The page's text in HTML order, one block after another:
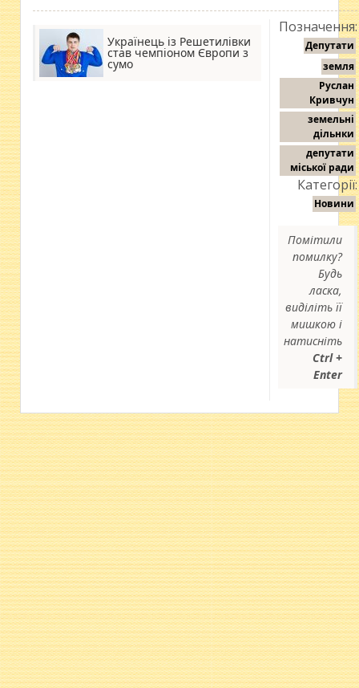
Українець із Решетилівки
став чемпіоном Європи з
сумо
Позначення:
Депутати
земля
Руслан
Кривчун
земельні
дільнки
депутати
міської ради
Категорії:
Новини
Помітили
помилку?
Будь
ласка,
виділіть її
мишкою і
натисніть
Ctrl +
Enter